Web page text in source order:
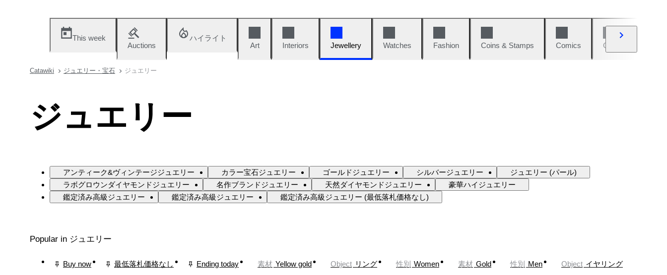
This week
Auctions
ハイライト
Art
Interiors Jewellery Watches Fashion Coins & Stamps Comics Cars & Bikes
Catawiki ジュエリー・宝石 ジュエリー
ジュエリー
アンティーク&ヴィンテージジュエリー カラー宝石ジュエリー ゴールドジュエリー シルバージュエリー
ジュエリー (パール)
ラボグロウンダイヤモンドジュエリー
名作ブランドジュエリー 天然ダイヤモンドジュエリー
豪華ハイジュエリー
鑑定済み高級ジュエリー
鑑定済み高級ジュエリー 鑑定済み高級ジュエリー (最低落札価格なし)
Popular in ジュエリー
Buy now 最低落札価格なし Ending today 素材 Yellow gold Object リング 性別 Women 素材 Gold 性別 Men Object イヤリング